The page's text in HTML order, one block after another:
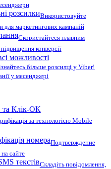
розсилкиВикористовуйте
для маркетингових кампаній
Скористайтеся плавним
конверсії
можливості
більше розсилці у Viber!
у месенджері
та Клік-ОК
за технологією Mobile
номераПодтверждение
сайте
текстівСкладіть повідомлення,